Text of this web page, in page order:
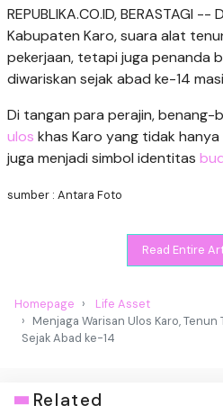
REPUBLIKA.CO.ID, BERASTAGI
Kabupaten Karo, suara alat
pekerjaan, tetapi juga penanda
diwariskan sejak abad ke-14
Di tangan para perajin, benang-
ulos khas Karo yang tidak
juga menjadi simbol identitas
sumber : Antara Foto
Read Entire
Homepage
Life Asset
Menjaga Warisan Ulos Karo,
Sejak Abad ke-14
Related